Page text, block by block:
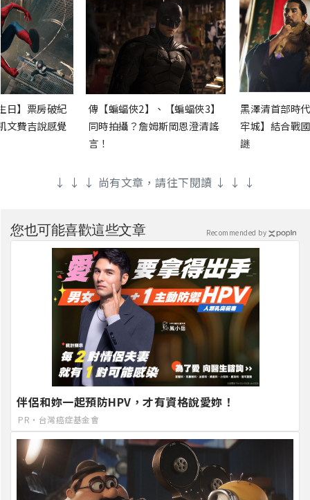
日】票房破紀
文費吉說感覺
傳【蝙蝠俠2】、【蝙蝠俠3】
同時拍攝？詹姆斯岡恩澄清謠
言！
黑澤清首部時
牢城】結合戰
謎
↓ ↓ ↓ 尚有文章，請往下閱讀 ↓ ↓ ↓
您也可能喜歡這些文章
伴侶和妳一起預防HPV，才有資格說愛妳！
PR・台灣癌症基金會
Recommended by